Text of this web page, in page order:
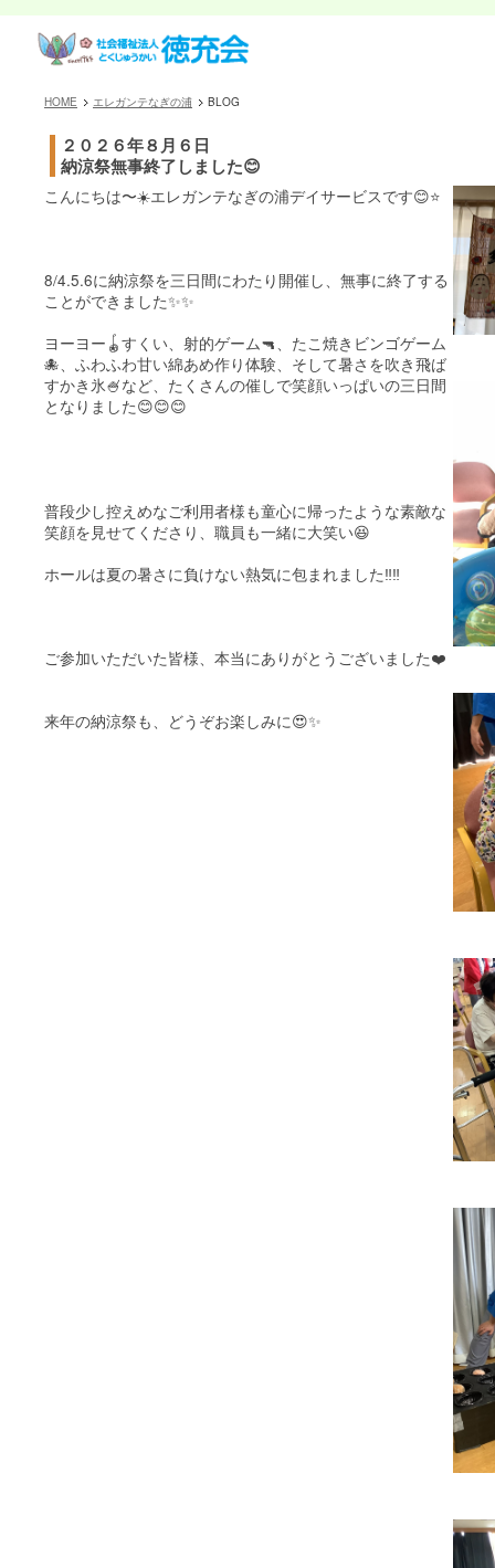
HOME エレガンテなぎの浦 BLOG
２０２６年８月６日
納涼祭無事終了しました😊
こんにちは〜☀️エレガンテなぎの浦デイサービスです😊⭐️
8/4.5.6に納涼祭を三日間にわたり開催し、無事に終了する
ことができました✨✨
ヨーヨー🪀すくい、射的ゲーム🔫、たこ焼きビンゴゲーム
🐙、ふわふわ甘い綿あめ作り体験、そして暑さを吹き飛ば
すかき氷🍧など、たくさんの催しで笑顔いっぱいの三日間
となりました😊😊😊
普段少し控えめなご利用者様も童心に帰ったような素敵な
笑顔を見せてくださり、職員も一緒に大笑い😆
ホールは夏の暑さに負けない熱気に包まれました‼️‼️
ご参加いただいた皆様、本当にありがとうございました❤️
来年の納涼祭も、どうぞお楽しみに😍✨